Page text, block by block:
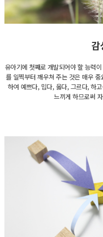
감
유아기에 첫째로 개발되어야 할 능력
를 일찍부터 깨우쳐 주는 것은 매우
하여 예쁘다, 밉다, 옳다, 그르다, 하
느끼게 하므로써